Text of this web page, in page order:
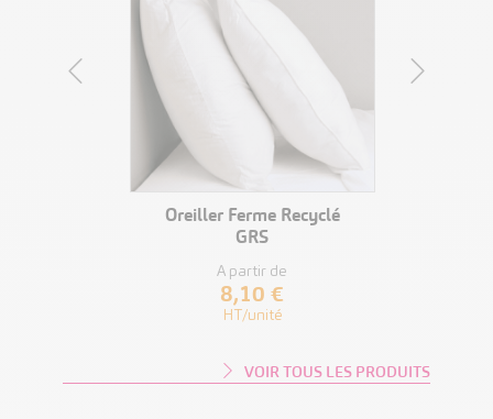
VOIR LE PRODUIT
Oreiller Ferme Recyclé
GRS
A partir de
8,10 €
HT/unité
VOIR TOUS LES PRODUITS